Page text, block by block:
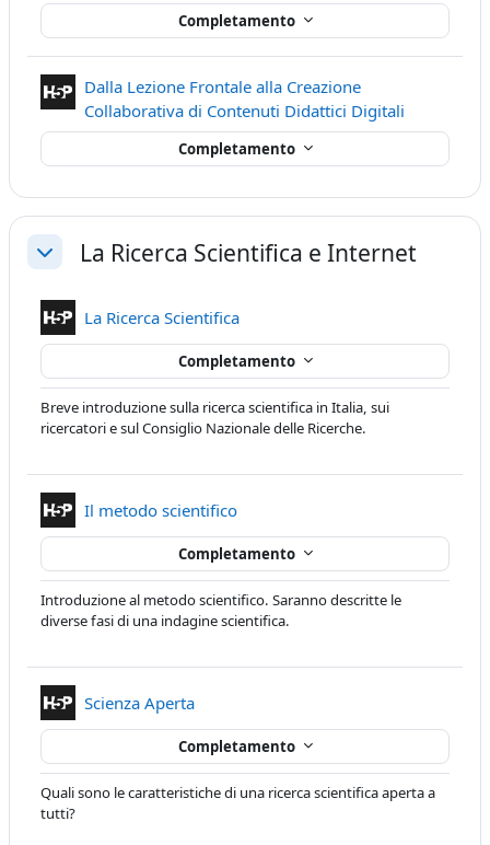
Completamento
Dalla Lezione Frontale alla Creazione
Collaborativa di Contenuti Didattici Digitali
Completamento
MinimizzaLa Ricerca Scientifica e Internet
La Ricerca ScientificaContenuto Interattivo
Completamento
Breve introduzione sulla ricerca scientifica in Italia, sui
ricercatori e sul Consiglio Nazionale delle Ricerche.
Il metodo scientificoContenuto Interattivo
Completamento
Introduzione al metodo scientifico. Saranno descritte le
diverse fasi di una indagine scientifica.
Scienza ApertaContenuto Interattivo
Completamento
Quali sono le caratteristiche di una ricerca scientifica aperta a
tutti?